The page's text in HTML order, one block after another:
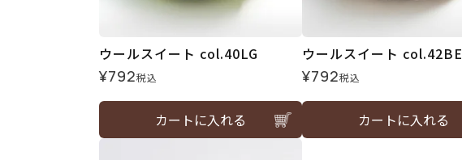
ウールスイート col.40LG
¥792税込
カートに入れる
ウールスイート col.42BE
¥792税込
カートに入れる